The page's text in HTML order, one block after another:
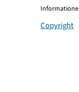
Copyright